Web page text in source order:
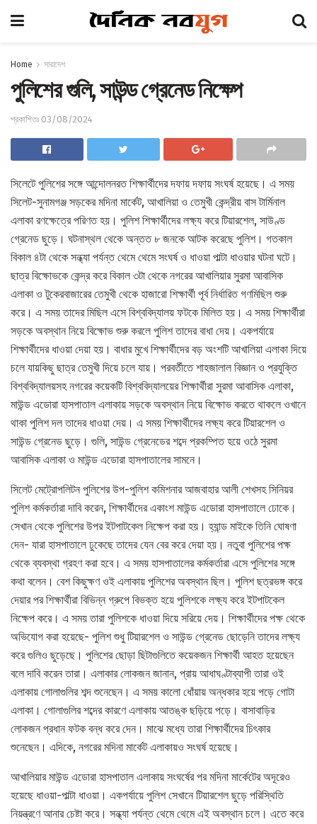
Home সারাদেশ
পুলিশের গুলি, সাউন্ড গ্রেনেড নিক্ষেপ
প্রকাশিতঃ 03/08/2024
সিলেটে পুলিশের সঙ্গে আন্দোলনরত শিক্ষার্থীদের দফায় দফায় সংঘর্ষ হয়েছে। এ সময়
সিলেট-সুনামগঞ্জ সড়কের মদিনা মার্কেট, আখালিয়া ও তেমুখী কেন্দ্রীয় বাস টার্মিনাল
এলাকা রণক্ষেত্রে পরিণত হয়। পুলিশ শিক্ষার্থীদের লক্ষ্য করে টিয়ারশেল, সাউণ্ড
গ্রেনেড ছুড়ে। ঘটনাস্থল থেকে অন্তত ৮ জনকে আটক করেছে পুলিশ। গতকাল
বিকাল ৪টা থেকে সন্ধ্যা পর্যন্ত থেমে থেমে সংঘর্ষ ও ধাওয়া পাল্টা ধাওয়ার ঘটনা ঘটে।
ছাত্র বিক্ষোভকে কেন্দ্র করে বিকাল ৩টা থেকে নগরের আখালিয়ার সুরমা আবাসিক
এলাকা ও টুকেরবাজারের তেমুখী থেকে হাজারো শিক্ষার্থী পূর্ব নির্ধারিত গণমিছিল শুরু
করে। এ সময় তাদের মিছিল এসে বিশ্ববিদ্যালয় ফটকে মিলিত হয়। এ সময় শিক্ষার্থীরা
সড়কে অবস্থান নিয়ে বিক্ষোভ শুরু করলে পুলিশ তাদের বাধা দেয়। একপর্যায়ে
শিক্ষার্থীদের ধাওয়া দেয়া হয়। বাধার মুখে শিক্ষার্থীদের বড় অংশটি আখালিয়া এলাকা দিয়ে
চলে যায়কিছু ছাত্র তেমুখী দিয়ে চলে যায়। পরবর্তীতে শাহজালাল বিজ্ঞান ও প্রযুক্তি
বিশ্ববিদ্যালয়সহ নগরের কয়েকটি বিশ্ববিদ্যালয়ের শিক্ষার্থীরা সুরমা আবাসিক এলাকা,
মাউন্ড এডোরা হাসপাতাল এলাকায় সড়কে অবস্থান নিয়ে বিক্ষোভ করতে থাকলে ওখানে
থাকা পুলিশ দল তাদের ধাওয়া দেয়। এ সময় শিক্ষার্থীদের লক্ষ্য করে টিয়ারশেল ও
সাউন্ড গ্রেনেড ছুড়ে। গুলি, সাউন্ড গ্রেনেডের শব্দে প্রকম্পিত হয়ে ওঠে সুরমা
আবাসিক এলাকা ও মাউন্ড এডোরা হাসপাতালের সামনে।
সিলেট মেট্রোপলিটন পুলিশের উপ-পুলিশ কমিশনার আজবাহার আলী শেখসহ সিনিয়র
পুলিশ কর্মকর্তারা দাবি করেন, শিক্ষার্থীদের একাংশ মাউন্ড এডোরা হাসপাতালে ঢোকে।
সেখান থেকে পুলিশের উপর ইটপাটকেল নিক্ষেপ করা হয়। হ্যান্ড মাইকে তিনি ঘোষণা
দেন- যারা হাসপাতালে ঢুকেছে তাদের যেন বের করে দেয়া হয়। নতুবা পুলিশের পক্ষ
থেকে ব্যবস্থা গ্রহণ করা হবে। এ সময় হাসপাতালের কর্মকর্তারা এসে পুলিশের সঙ্গে
কথা বলেন। বেশ কিছুক্ষণ ওই এলাকায় পুলিশের অবস্থান ছিল। পুলিশ ছত্রভঙ্গ করে
দেয়ার পর শিক্ষার্থীরা বিভিন্ন গ্রুপে বিভক্ত হয়ে পুলিশকে লক্ষ্য করে ইটপাটকেল
নিক্ষেপ করে। এ সময় তারা পুলিশকে ধাওয়া দিয়ে সরিয়ে দেয়। শিক্ষার্থীদের পক্ষ থেকে
অভিযোগ করা হয়েছে- পুলিশ শুধু টিয়ারশেল ও সাউন্ড গ্রেনেড ছোড়েনি তাদের লক্ষ্য
করে গুলিও ছুড়েছে। পুলিশের ছোড়া ছিটাগুলিতে কয়েকজন শিক্ষার্থী আহত হয়েছেন
বলে দাবি করেন তারা। এলাকার লোকজন জানান, প্রায় আধাঘণ্টাব্যাপী তারা ওই
এলাকায় গোলাগুলির শব্দ শুনেছেন। এ সময় কালো ধোঁয়ায় অন্ধকার হয়ে পড়ে গোটা
এলাকা। গোলাগুলির শব্দের কারণে এলাকায় আতঙ্ক ছড়িয়ে পড়ে। বাসাবাড়ির
লোকজন প্রধান ফটক বন্ধ করে দেন। মাঝে মধ্যে তারা শিক্ষার্থীদের চিৎকার
শুনেছেন। এদিকে, নগরের মদিনা মার্কেট এলাকায়ও সংঘর্ষ হয়েছে।
আখালিয়ার মাউন্ড এডোরা হাসপাতাল এলাকায় সংঘর্ষের পর মদিনা মার্কেটের অদূরেও
হয়েছে ধাওয়া-পাল্টা ধাওয়া। একপর্যায়ে পুলিশ সেখানে টিয়ারশেল ছুড়ে পরিস্থিতি
নিয়ন্ত্রণে আনার চেষ্টা করে। সন্ধ্যা পর্যন্ত থেমে থেমে এই অবস্থান চলে। এতে করে